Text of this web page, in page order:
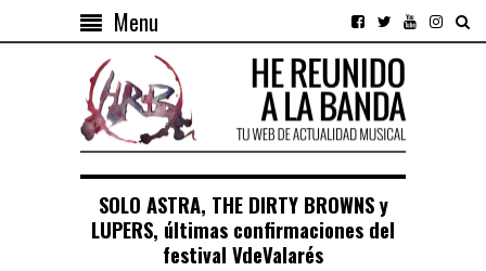
Menu
SOLO ASTRA, THE DIRTY BROWNS y
LUPERS, últimas confirmaciones del
festival VdeValarés